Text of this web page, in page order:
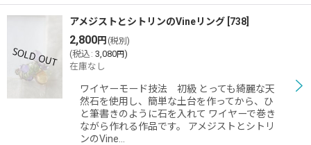
アメジストとシトリンのVineリング 738
2,800円 (税別)
(税込 : 3,080円)
在庫なし
ワイヤーモード技法 初級 とっても綺麗な天
然石を使用し、簡単な土台を作ってから、ひ
と筆書きのように石を入れて ワイヤーで巻き
ながら作れる作品です。 アメジストとシトリ
ンのVine…